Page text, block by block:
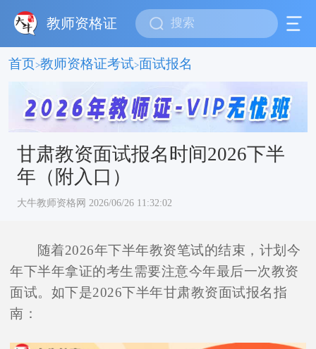
教师资格证
首页>教师资格证考试>面试报名
甘肃教资面试报名时间2026下半
年（附入口）
大牛教师资格网 2026/06/26 11:32:02
随着2026年下半年教资笔试的结束，计划今
年下半年拿证的考生需要注意今年最后一次教资
面试。如下是2026下半年甘肃教资面试报名指
南：